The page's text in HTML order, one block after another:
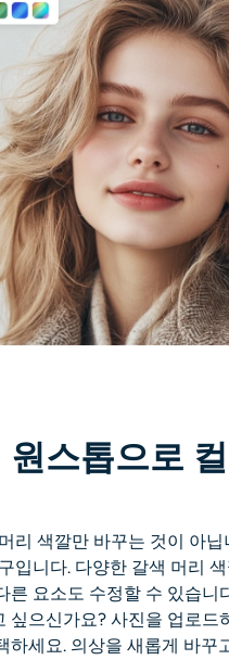
원스톱으로
리 색깔만 바꾸는 것이 아
입니다. 다양한 갈색 머리
른 요소도 수정할 수 있습니
싶으신가요? 사진을 업로드
하세요. 의상을 새롭게 바꾸